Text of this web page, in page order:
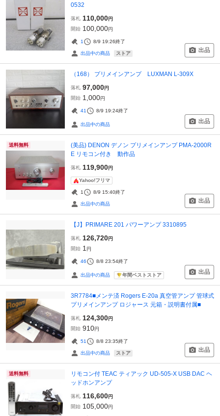
0532
落札 110,000円
開始 100,000円
1 8/9 19:26終了
出品中の商品 ストア 出品
（168） プリメインアンプ LUXMAN L-309X
落札 97,000円
開始 1,000円
41 8/9 19:24終了
出品中の商品 出品
送料無料
(美品) DENON デノン プリメインアンプ PMA-2000R
E リモコン付き 動作品
落札 119,900円
Yahoo!フリマ
1 8/9 15:40終了
出品中の商品 出品
【J】PRIMARE 201 パワーアンプ 3310895
落札 126,720円
開始 1 円
46 8/8 23:54終了
出品中の商品 年間ベストストア 出品
3R7784■メンテ済 Rogers E-20a 真空管アンプ 管球式
プリメインアンプ ロジャース 元箱・説明書付属■
落札 124,300円
開始 910円
51 8/8 23:35終了
出品中の商品 ストア 出品
送料無料
リモコン付 TEAC ティアック UD-505-X USB DAC ヘ
ッドホンアンプ
落札 116,600円
開始 105,000円